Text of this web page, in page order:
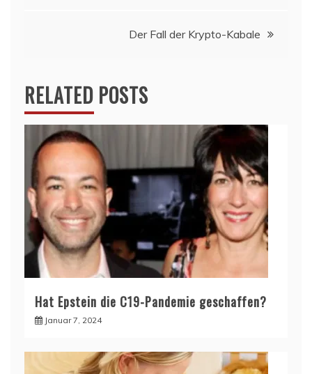
Der Fall der Krypto-Kabale
RELATED POSTS
Hat Epstein die C19-Pandemie geschaffen?
Januar 7, 2024